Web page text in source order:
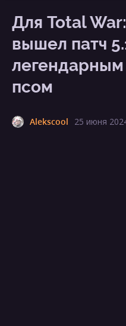
Для Total
вышел патч
псом
Alekscool 25 июня